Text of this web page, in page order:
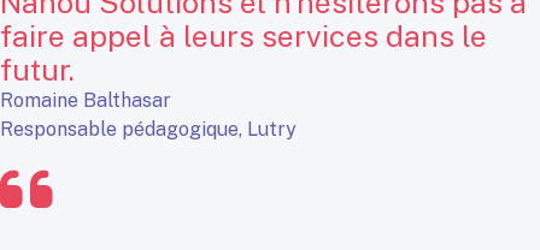
faire appel à leurs services dans le
futur.
Romaine Balthasar
Responsable pédagogique, Lutry